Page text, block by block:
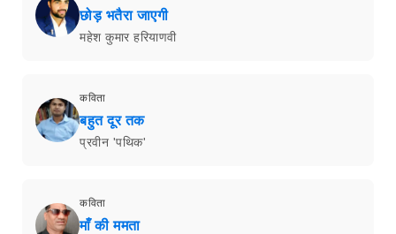
छोड़ भतैरा जाएगी
महेश कुमार हरियाणवी
कविता
बहुत दूर तक
प्रवीन 'पथिक'
कविता
माँ की ममता